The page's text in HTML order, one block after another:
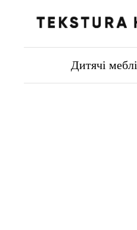
Дитячі меблі